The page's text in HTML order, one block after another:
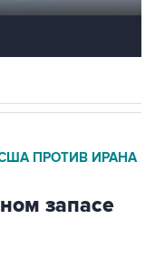
ПРОТИВ ИРАНА
запасе